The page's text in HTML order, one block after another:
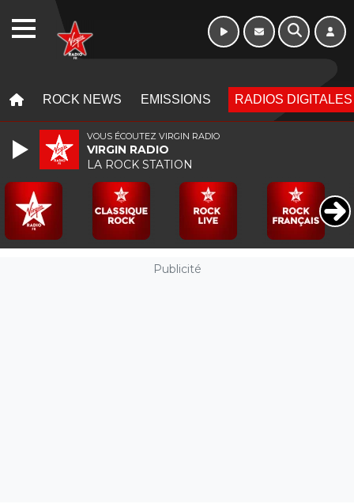
ROCK NEWS EMISSIONS RADIOS DIGITALES
Publicité
VOUS ÉCOUTEZ VIRGIN RADIO
VIRGIN RADIO
LA ROCK STATION
WEBRADIO Week-end de 16h
à 20h